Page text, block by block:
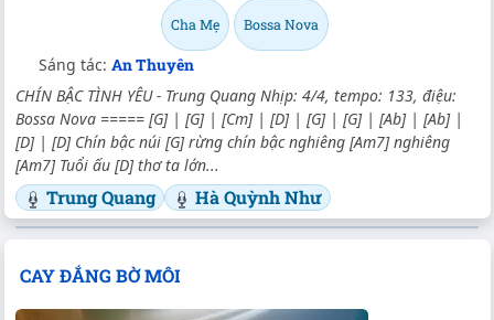
Cha Mẹ Bossa Nova
Sáng tác: An Thuyên
CHÍN BẬC TÌNH YÊU - Trung Quang Nhịp: 4/4, tempo: 133, điệu:
Bossa Nova ===== [G] | [G] | [Cm] | [D] | [G] | [G] | [Ab] | [Ab] |
[D] | [D] Chín bậc núi [G] rừng chín bậc nghiêng [Am7] nghiêng
[Am7] Tuổi ấu [D] thơ ta lớn...
Trung Quang Hà Quỳnh Như
CAY ĐẮNG BỜ MÔI